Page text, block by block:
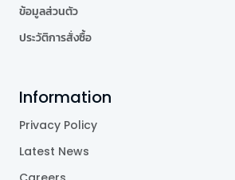
ข้อมูลส่วนตัว
ประวัติการสั่งซื้อ
Information
Privacy Policy
Latest News